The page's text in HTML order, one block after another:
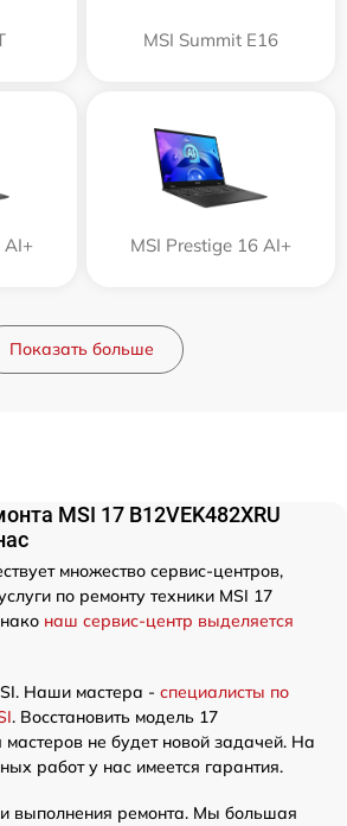
MSI Summit E16
AI+ MSI Prestige 16 AI+
Показать больше
MSI 17 B12VEK482XRU
множество сервис-центров,
по ремонту техники MSI 17
наш сервис-центр выделяется
Наши мастера - специалисты по
. Восстановить модель 17
мастеров не будет новой задачей. На
работ у нас имеется гарантия.
выполнения ремонта. Мы большая